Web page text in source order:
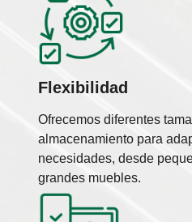
Flexibilidad
Ofrecemos diferentes
almacenamiento para
necesidades, desde
grandes muebles.